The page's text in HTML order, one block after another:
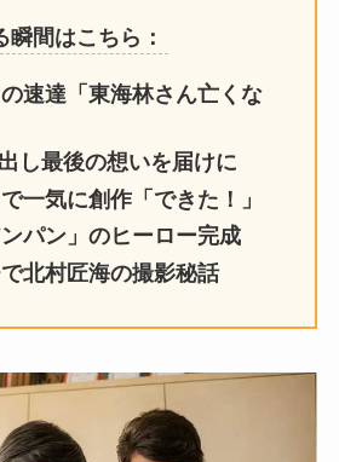
間はこちら：
速達「東海林さん亡くな
し最後の想いを届けに
一気に創作「できた！」
ンパン」のヒーロー完成
北村匠海の撮影秘話